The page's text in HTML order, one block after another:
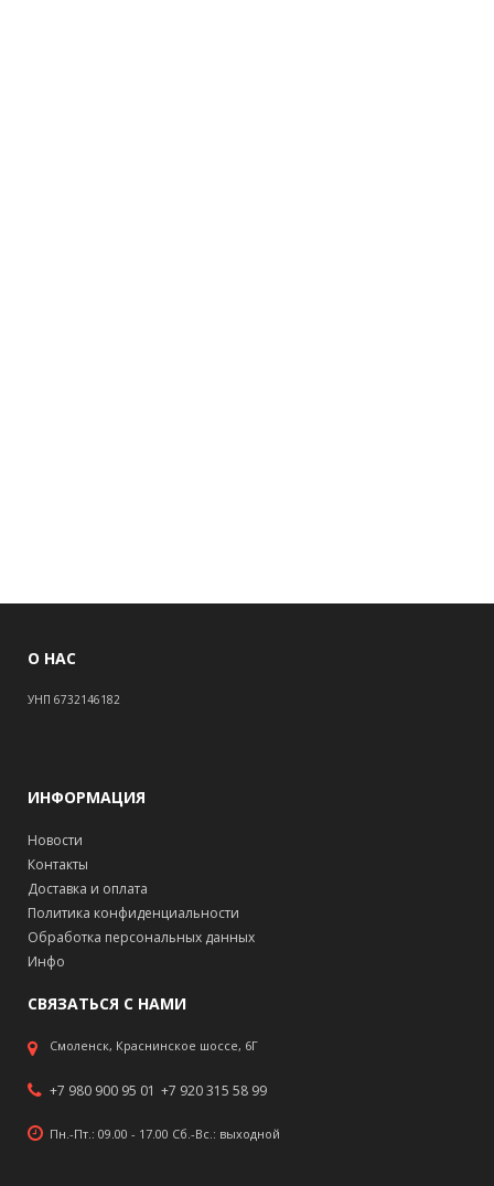
О НАС
УНП 6732146182
ИНФОРМАЦИЯ
Новости
Контакты
Доставка и оплата
Политика конфиденциальности
Обработка персональных данных
Инфо
СВЯЗАТЬСЯ С НАМИ
Смоленск, Краснинское шоссе, 6Г
+7 980 900 95 01 +7 920 315 58 99
Пн.-Пт.: 09.00 - 17.00 Сб.-Вс.: выходной